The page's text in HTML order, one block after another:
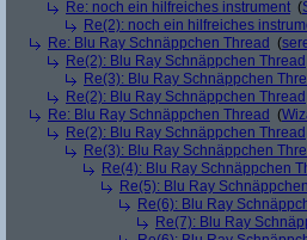
Re: noch ein hilfreiches instrument (
Re(2): noch ein hilfreiches
Re: Blu Ray Schnäppchen Thread (
Re(2): Blu Ray Schnäppchen Thread
Re(3): Blu Ray Schnäppchen
Re(2): Blu Ray Schnäppchen Thread
Re: Blu Ray Schnäppchen Thread (
Re(2): Blu Ray Schnäppchen Thread
Re(3): Blu Ray Schnäppchen
Re(4): Blu Ray Schnäppchen
Re(5): Blu Ray
Re(6): Blu Ray
Re(7): Blu Ray